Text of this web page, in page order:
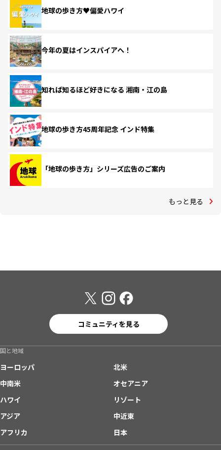
地球の歩き方♥偏愛ハワイ
今年の夏はインスパイアへ！
知れば知るほど好きになる 湘南・江の島
地球の歩き方45周年記念 インド特集
「地球の歩き方」シリーズ広告のご案内
もっと見る
コミュニティを見る
国と地域
ヨーロッパ
北米
中南米
オセアニア
ハワイ
リゾート
アジア
中近東
アフリカ
日本